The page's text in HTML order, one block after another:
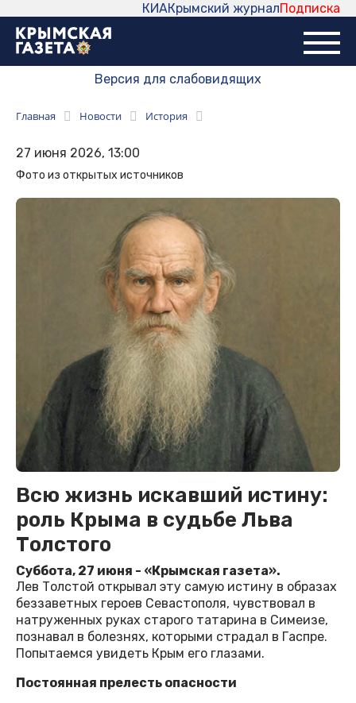
Подписка
Крымский журнал
КИА
Версия для слабовидящих
Главная Новости История
27 июня 2026, 13:00
Фото из открытых источников
Всю жизнь искавший истину:
роль Крыма в судьбе Льва
Толстого
Суббота, 27 июня - «Крымская газета».
Лев Толстой открывал эту самую истину в образах
беззаветных героев Севастополя, чувствовал в
натруженных руках старого татарина в Симеизе,
познавал в болезнях, которыми страдал в Гаспре.
Попытаемся увидеть Крым его глазами.
Постоянная прелесть опасности